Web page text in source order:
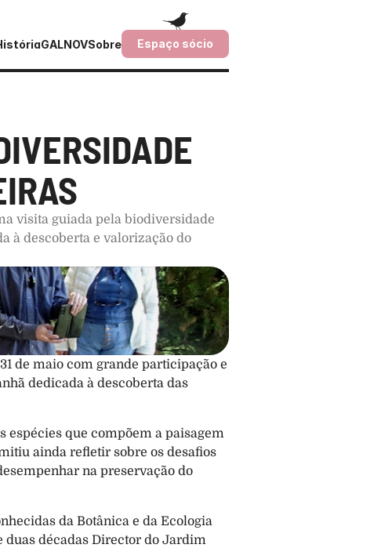
GALNOVSobre Espaço sócio
visita guiada pela biodiversidade
à descoberta e valorização do
de maio com grande participação e
dedicada à descoberta das
espécies que compõem a paisagem
ainda refletir sobre os desafios
na preservação do
da Botânica e da Ecologia
duas décadas Director do Jardim